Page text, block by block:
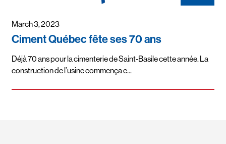
March 3, 2023
Ciment Québec fête ses 70 ans
Déjà 70 ans pour la cimenterie de Saint-Basile cette année. La
construction de l’usine commença e...